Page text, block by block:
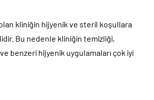
kliniğin hijyenik ve steril koşullara
Bu nedenle kliniğin temizliği,
benzeri hijyenik uygulamaları çok iyi